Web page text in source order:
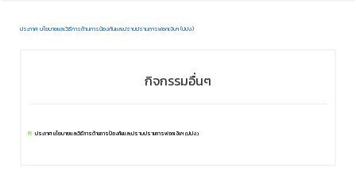
ประกาศ นโยบายและวิธีการด้านการป้องกันและปราบปรามการฟอกเงินฯ (ปปง.)
กิจกรรมอื่นๆ
ประกาศ นโยบายและวิธีการด้านการป้องกันและปราบปรามการฟอกเงินฯ (ปปง.)